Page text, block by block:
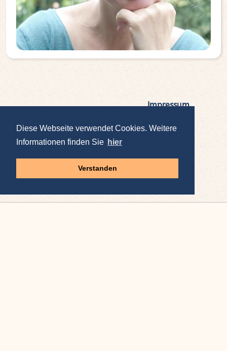
Diese Webseite verwendet Cookies. Weitere
Informationen finden Sie hier
Verstanden
Impressum|